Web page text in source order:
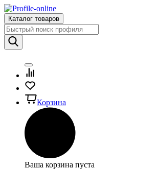
Каталог товаров
Корзина
Ваша корзина пуста